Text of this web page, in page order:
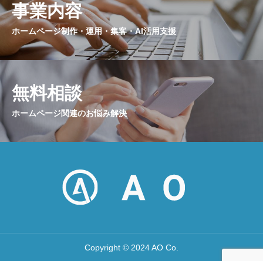
事業内容
ホームページ制作・運用・集客・AI活用支援
無料相談
ホームページ関連のお悩み解決
Copyright © 2024 AO Co.